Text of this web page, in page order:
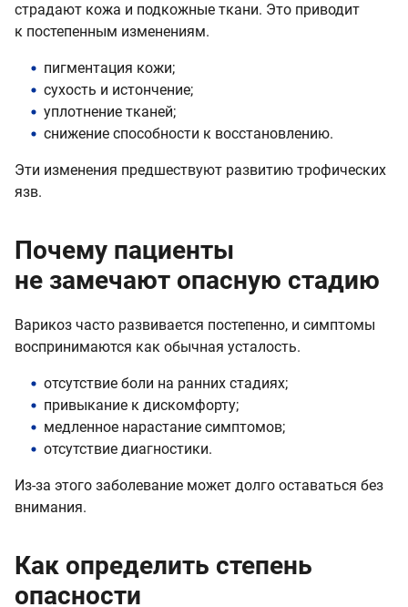
страдают кожа и подкожные ткани. Это приводит
к постепенным изменениям.
пигментация кожи;
сухость и истончение;
уплотнение тканей;
снижение способности к восстановлению.
Эти изменения предшествуют развитию трофических
язв.
Почему пациенты
не замечают опасную стадию
Варикоз часто развивается постепенно, и симптомы
воспринимаются как обычная усталость.
отсутствие боли на ранних стадиях;
привыкание к дискомфорту;
медленное нарастание симптомов;
отсутствие диагностики.
Из-за этого заболевание может долго оставаться без
внимания.
Как определить степень
опасности